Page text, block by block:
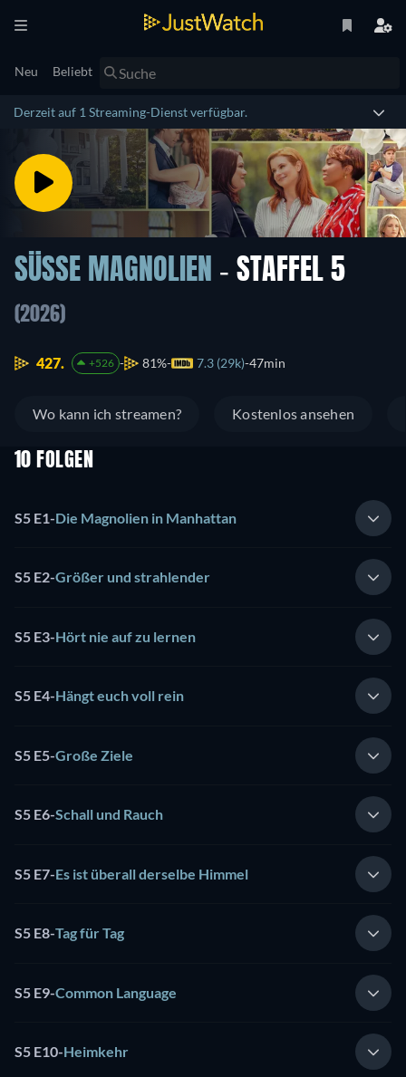
Neu Beliebt
Derzeit auf 1 Streaming-Dienst verfügbar.
SÜSSE MAGNOLIEN - STAFFEL 5
(2026)
427. +526 81% 7.3 (29k) 47min
Wo kann ich streamen? Kostenlos ansehen
10 FOLGEN
S5 E1-Die Magnolien in Manhattan
S5 E2-Größer und strahlender
S5 E3-Hört nie auf zu lernen
S5 E4-Hängt euch voll rein
S5 E5-Große Ziele
S5 E6-Schall und Rauch
S5 E7-Es ist überall derselbe Himmel
S5 E8-Tag für Tag
S5 E9-Common Language
S5 E10-Heimkehr